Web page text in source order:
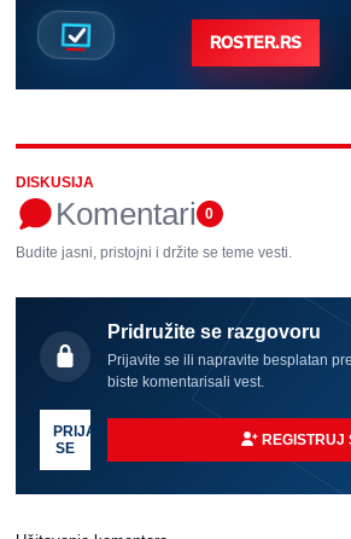
ROSTER.RS
DISKUSIJA
Komentari 0
Budite jasni, pristojni i držite se teme vesti.
Pridružite se razgovoru
Prijavite se ili napravite besplatan
biste komentarisali vest.
PRIJAVI
SE
REGISTRUJ